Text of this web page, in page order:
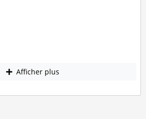
Afficher plus